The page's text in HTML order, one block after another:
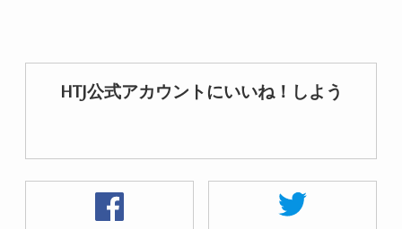
HTJ公式アカウントにいいね！しよう